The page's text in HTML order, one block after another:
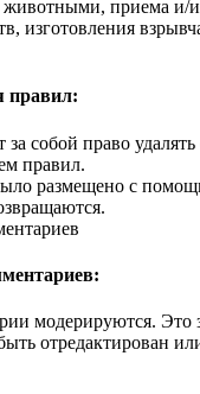
животными, приема и/
изготовления
правил:
за собой право
правил.
размещено с
модерируются. Это
отредактирован